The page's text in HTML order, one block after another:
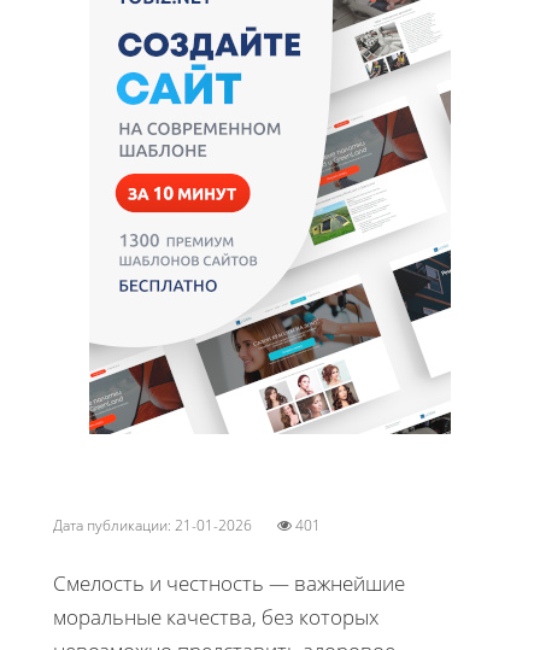
Дата публикации: 21-01-2026 401
Смелость и честность — важнейшие
моральные качества, без которых